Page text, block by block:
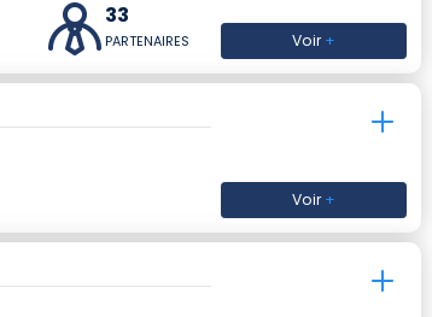
33
PARTENAIRES Voir+
Voir+